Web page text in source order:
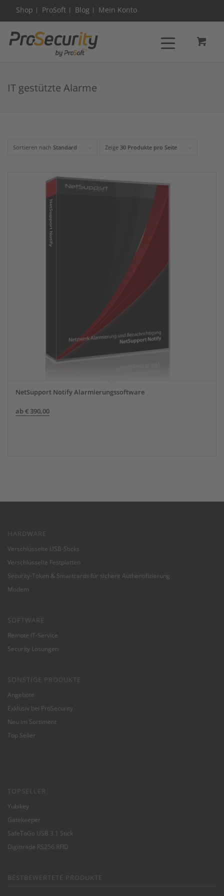
Shop ProSoft Blog Mein Konto
IT gestützte Alarme
Sortieren nach Standard Zeige 30 Produkte pro Seite
NetSupport Notify Alarmierungssoftware
ab€ 390,00
HARDWARE
Verschlüsselte USB-Sticks
Verschlüsselte Festplatten
Security-Token & Smartcards für sichere Authentifizierung
Modem
SOFTWARE
Remote IT-Service
Security Lösungen
SONSTIGE PRODUKTE
Angebote
Exklusiv bei ProSecurity
Neu im Sortiment
Top Seller
TOPSELLER
Yubikey
Gatekeeper
SafeToGo USB 3.1 Stick
Digittrade RS256 RFID
BESTBEWERTETE PRODUKTE